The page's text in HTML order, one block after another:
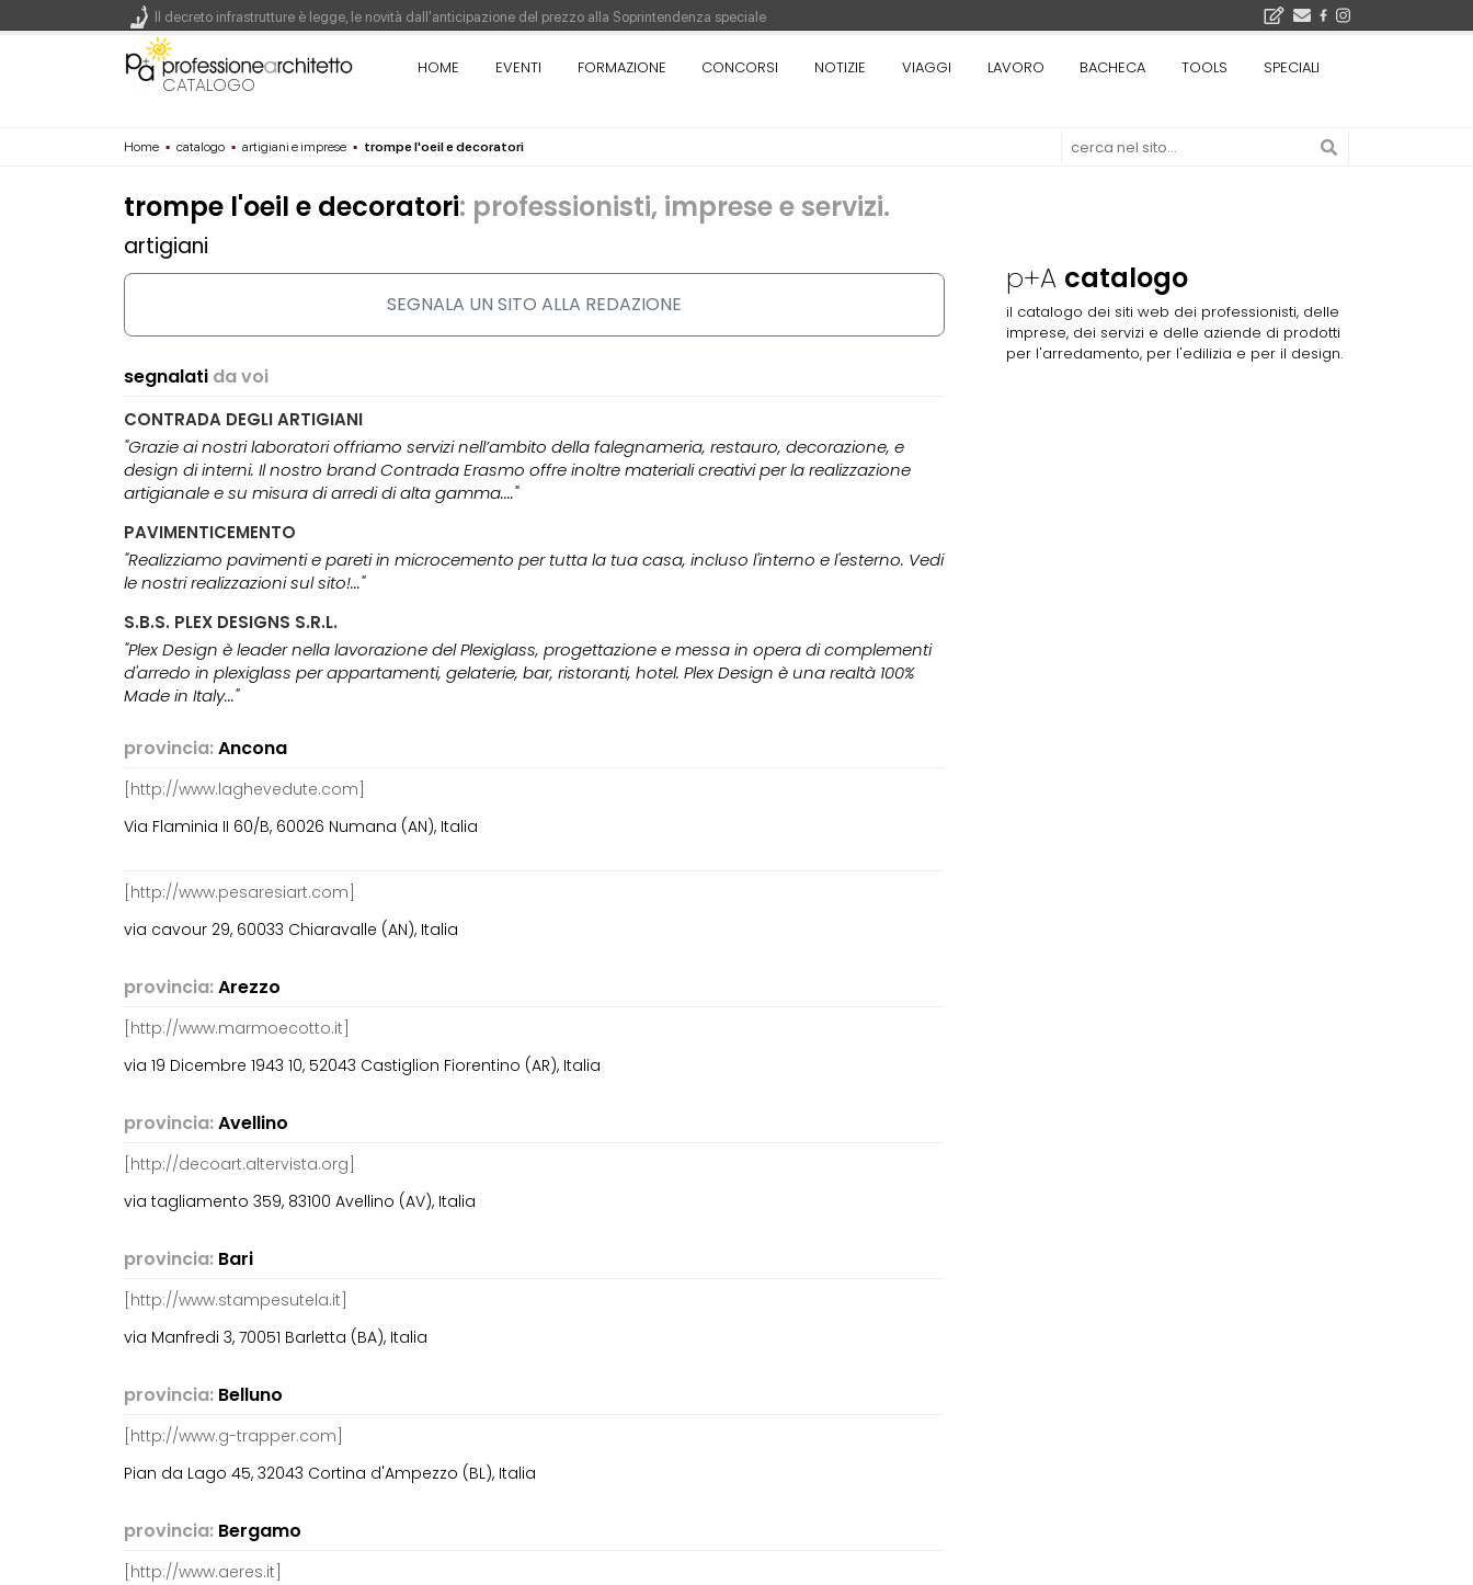
CATALOGO
HOME EVENTI FORMAZIONE CONCORSI NOTIZIE VIAGGI LAVORO BACHECA TOOLS SPECIALI
Home ▪ catalogo ▪ artigiani e imprese ▪ trompe l'oeil e decoratori
trompe l'oeil e decoratori: professionisti, imprese e servizi.
artigiani
SEGNALA UN SITO ALLA REDAZIONE
segnalati da voi
CONTRADA DEGLI ARTIGIANI
"Grazie ai nostri laboratori offriamo servizi nell’ambito della falegnameria, restauro, decorazione, e
design di interni. Il nostro brand Contrada Erasmo offre inoltre materiali creativi per la realizzazione
artigianale e su misura di arredi di alta gamma...."
PAVIMENTICEMENTO
"Realizziamo pavimenti e pareti in microcemento per tutta la tua casa, incluso l'interno e l'esterno. Vedi
le nostri realizzazioni sul sito!..."
S.B.S. PLEX DESIGNS S.R.L.
"Plex Design è leader nella lavorazione del Plexiglass, progettazione e messa in opera di complementi
d'arredo in plexiglass per appartamenti, gelaterie, bar, ristoranti, hotel. Plex Design è una realtà 100%
Made in Italy..."
provincia:Ancona
[http://www.laghevedute.com]
Via Flaminia II 60/B, 60026 Numana (AN), Italia
[http://www.pesaresiart.com]
via cavour 29, 60033 Chiaravalle (AN), Italia
provincia:Arezzo
[http://www.marmoecotto.it]
via 19 Dicembre 1943 10, 52043 Castiglion Fiorentino (AR), Italia
provincia:Avellino
[http://decoart.altervista.org]
via tagliamento 359, 83100 Avellino (AV), Italia
provincia: Bari
[http://www.stampesutela.it]
via Manfredi 3, 70051 Barletta (BA), Italia
provincia: Belluno
[http://www.g-trapper.com]
Pian da Lago 45, 32043 Cortina d'Ampezzo (BL), Italia
provincia: Bergamo
[http://www.aeres.it]
p+A catalogo
il catalogo dei siti web dei professionisti, delle
imprese, dei servizi e delle aziende di prodotti
per l'arredamento, per l'edilizia e per il design.
Il decreto infrastrutture è legge, le novità dall'anticipazione del prezzo alla Soprintendenza speciale
Un nuovo volto per il lungomare di Villammare - Concorso di progettazione a procedura aperta due fasi Montepremi: 18.000 euro